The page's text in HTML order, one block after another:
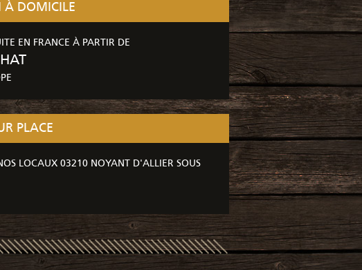
À DOMICILE
EN FRANCE À PARTIR DE
PLACE
LOCAUX 03210 NOYANT D'ALLIER SOUS